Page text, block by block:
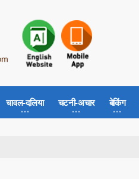
चावल-दलिया चटनी-अचार बेकिंग